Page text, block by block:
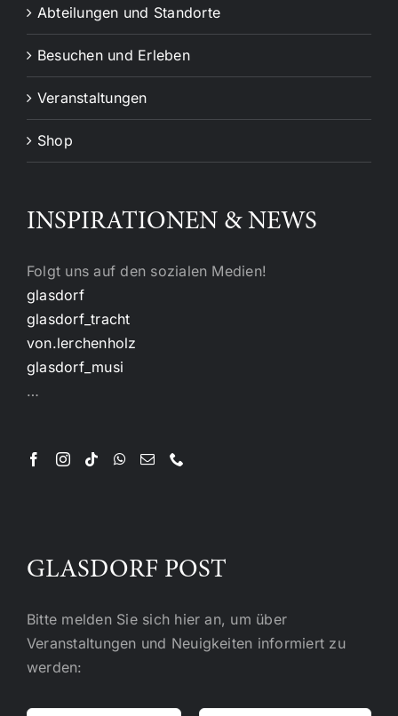
Abteilungen und Standorte
Besuchen und Erleben
Veranstaltungen
Shop
INSPIRATIONEN & NEWS
Folgt uns auf den sozialen Medien!
glasdorf
glasdorf_tracht
von.lerchenholz
glasdorf_musi
…
GLASDORF POST
Bitte melden Sie sich hier an, um über
Veranstaltungen und Neuigkeiten informiert zu
werden: